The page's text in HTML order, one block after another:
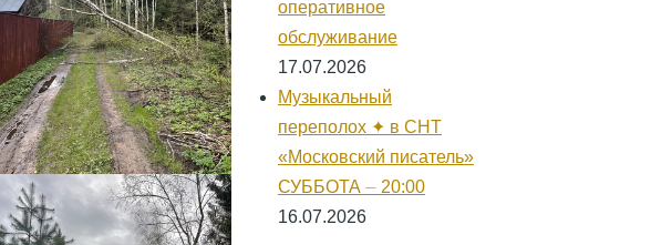
оперативное
обслуживание
17.07.2026
Музыкальный
переполох ✦ в СНТ
«Московский писатель»
СУББОТА ⏤ 20:00
16.07.2026